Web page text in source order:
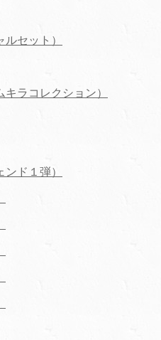
セット）
ラコレクション）
ド１弾）